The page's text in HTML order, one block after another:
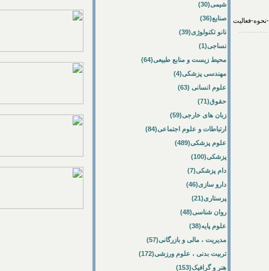
شیمی(30)
صنایع(36)
نانو تکنولوژی(39)
نساجی(1)
محیط زیست و منابع طبیعی(64)
مهندسی پزشکی(4)
علوم انسانی (63)
حقوق(71)
زبان های خارجی(59)
ارتباطات و علوم اجتماعی(84)
علوم پزشکی(489)
پزشکی(100)
دام پزشکی(7)
دارو سازی(46)
پرستاری(21)
روان شناسی(48)
علوم پایه(38)
مدیریت ، مالی و بازرگانی(57)
تربیت بدنی ، علوم ورزشی(172)
هنر و گرافیک(153)